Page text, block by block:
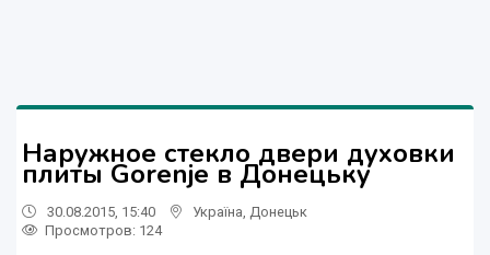
Наружное стекло двери духовки
плиты Gorenje в Донецьку
30.08.2015, 15:40 Україна Донецьк
Просмотров: 124